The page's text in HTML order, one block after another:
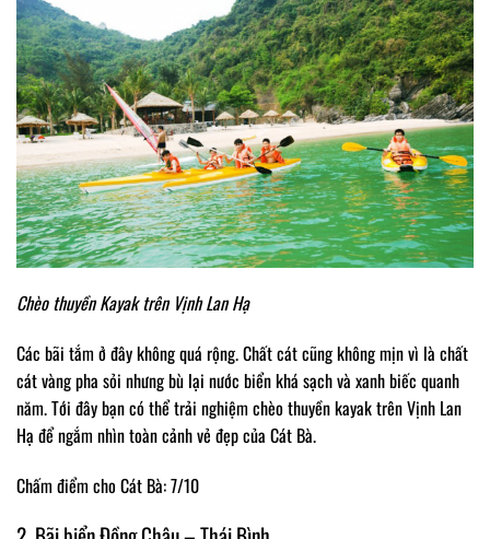
Chèo thuyền Kayak trên Vịnh Lan Hạ
Các bãi tắm ở đây không quá rộng. Chất cát cũng không mịn vì là chất
cát vàng pha sỏi nhưng bù lại nước biển khá sạch và xanh biếc quanh
năm. Tới đây bạn có thể trải nghiệm chèo thuyền kayak trên Vịnh Lan
Hạ để ngắm nhìn toàn cảnh vẻ đẹp của Cát Bà.
Chấm điểm cho Cát Bà: 7/10